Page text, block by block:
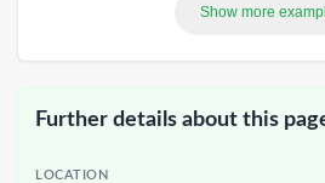
Show more
Further details about this
LOCATION